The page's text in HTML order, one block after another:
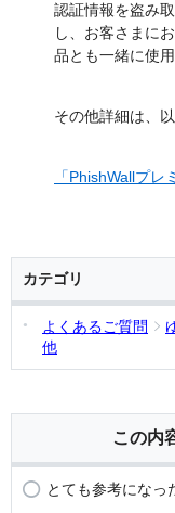
認証情報を盗み
し、お客さまに
品とも一緒に使用
その他詳細は、
「PhishWallプレ
カテゴリ
よくあるご質問
他
この内
とても参考になっ